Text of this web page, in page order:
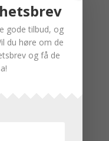
gode tilbud, og
du høre om de
og få de